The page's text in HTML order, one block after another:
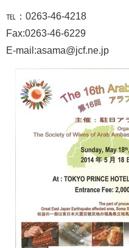
℡：0263-46-4218
Fax:0263-46-6229
E-mail:asama@jcf.ne.jp